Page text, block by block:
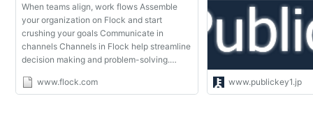
When teams align, work flows Assemble
your organization on Flock and start
crushing your goals Communicate in
channels Channels in Flock help streamline
decision making and problem-solving.
all your work in channels to hit your
www.flock.com www.publickey1.jp